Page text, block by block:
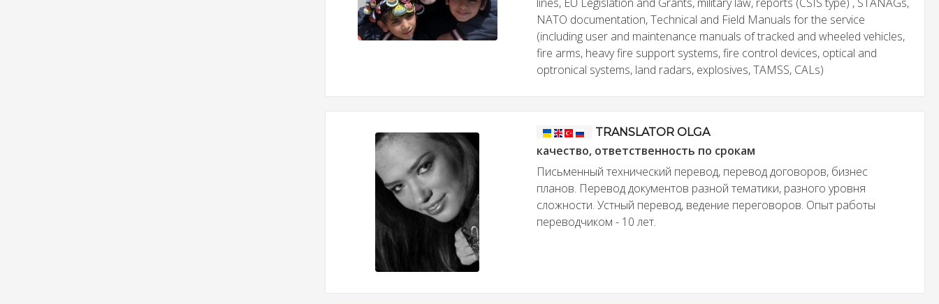
NATO documentation, Technical and Field Manuals for the service
(including user and maintenance manuals of tracked and wheeled vehicles,
fire arms, heavy fire support systems, fire control devices, optical and
optronical systems, land radars, explosives, TAMSS, CALs)
TRANSLATOR OLGA
качество, ответственность по срокам
Письменный технический перевод, перевод договоров, бизнес
планов. Перевод документов разной тематики, разного уровня
сложности. Устный перевод, ведение переговоров. Опыт работы
переводчиком - 10 лет.